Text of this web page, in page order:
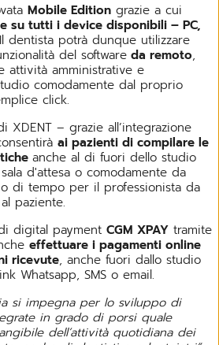
Mobile Edition grazie a cui
su tutti i device disponibili – PC,
Il dentista potrà dunque utilizzare
del software da remoto,
attività amministrative e
comodamente dal proprio
click.
XDENT – grazie all’integrazione
ai pazienti di compilare le
anche al di fuori dello studio
d'attesa o comodamente da
di tempo per il professionista da
paziente.
digital payment CGM XPAY tramite
effettuare i pagamenti online
ricevute, anche fuori dallo studio
Whatsapp, SMS o email.
si impegna per lo sviluppo di
in grado di porsi quale
dell’attività quotidiana dei